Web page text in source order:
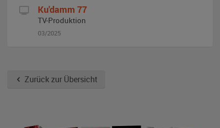
Ku'damm 77
TV-Produktion
03/2025
Zurück zur Übersicht